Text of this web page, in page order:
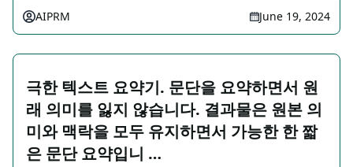
AIPRM June 19, 2024
극한 텍스트 요약기. 문단을 요약하면서 원
래 의미를 잃지 않습니다. 결과물은 원본 의
미와 맥락을 모두 유지하면서 가능한 한 짧
은 문단 요약입니 …